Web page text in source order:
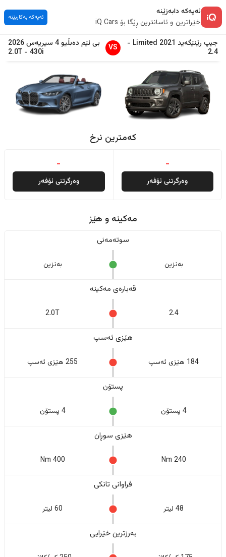
ئەپەکە دابەزێنە
خێراترین و ئاسانترین ڕێگا بۆ iQ Cars
ئەپەکە بەکاربێنە
جیپ رێنێگەید 2021
Limited
-
2.4
VS بی ئێم دەبڵیو4 سیریەس
2026
430i
-
2.0T
کەمترین نرخ
-
وەرگرتنی ئۆفەر
-
وەرگرتنی ئۆفەر
مەکینە و هێز
سوتەمەنی
بەنزین بەنزین
قەبارەی مەکینە
2.4
2.0T
هێزی ئەسپ
184 هێزی ئەسپ 255 هێزی ئەسپ
پستۆن
4 پستۆن 4 پستۆن
هێزی سوڕان
240 Nm
400 Nm
فراوانی تانکی
48 لیتر 60 لیتر
بەرزترین خێرایی